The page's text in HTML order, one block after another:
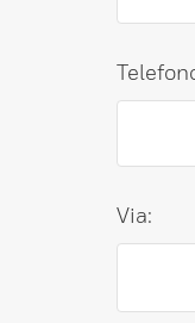
Via: